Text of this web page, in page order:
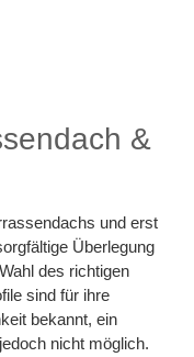
&
und erst
Überlegung
des richtigen
sind für ihre
bekannt, ein
nicht möglich.